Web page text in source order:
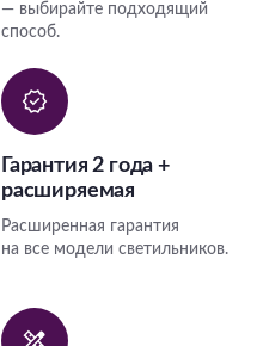
— выбирайте подходящий
способ.
Гарантия 2 года +
расширяемая
Расширенная гарантия
на все модели светильников.